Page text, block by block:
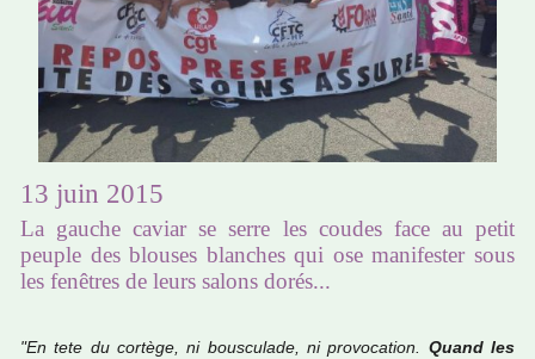
13 juin 2015
La gauche caviar se serre les coudes face au petit
peuple des blouses blanches qui ose manifester sous
les fenêtres de leurs salons dorés...
"En tete du cor­tège, ni bous­cu­lade, ni pro­vo­ca­tion. Quand les